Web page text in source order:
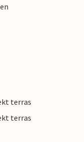
terras
terras